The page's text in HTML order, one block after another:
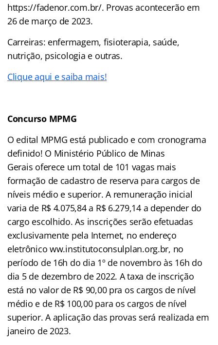
https://fadenor.com.br/. Provas acontecerão em
26 de março de 2023.
Carreiras: enfermagem, fisioterapia, saúde,
nutrição, psicologia e outras.
Clique aqui e saiba mais!
Concurso MPMG
O edital MPMG está publicado e com cronograma
definido! O Ministério Público de Minas
Gerais oferece um total de 101 vagas mais
formação de cadastro de reserva para cargos de
níveis médio e superior. A remuneração inicial
varia de R$ 4.075,84 a R$ 6.279,14 a depender do
cargo escolhido. As inscrições serão efetuadas
exclusivamente pela Internet, no endereço
eletrônico ww.institutoconsulplan.org.br, no
período de 16h do dia 1º de novembro às 16h do
dia 5 de dezembro de 2022. A taxa de inscrição
está no valor de R$ 90,00 pra os cargos de nível
médio e de R$ 100,00 para os cargos de nível
superior. A aplicação das provas será realizada em
janeiro de 2023.